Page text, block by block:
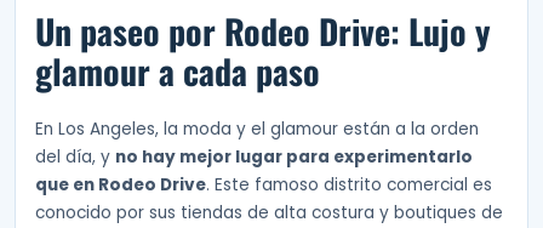
Un paseo por Rodeo Drive: Lujo y
glamour a cada paso
En Los Angeles, la moda y el glamour están a la orden
del día, y no hay mejor lugar para experimentarlo
que en Rodeo Drive. Este famoso distrito comercial es
conocido por sus tiendas de alta costura y boutiques de